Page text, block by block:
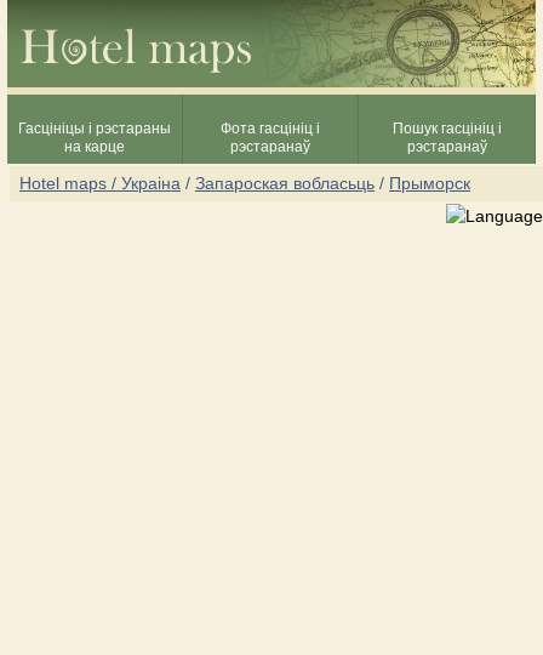
Гасцініцы і рэстараны
на карце
Фота гасцініц і
рэстаранаў
Пошук гасцініц і
рэстаранаў
Hotel maps / Украіна / Запароская вобласьць / Прыморск